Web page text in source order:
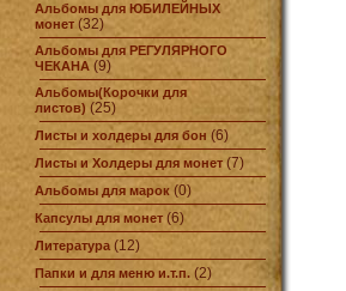
Альбомы для ЮБИЛЕЙНЫХ
монет (32)
Альбомы для РЕГУЛЯРНОГО
ЧЕКАНА (9)
Альбомы(Корочки для
листов) (25)
Листы и холдеры для бон (6)
Листы и Холдеры для монет (7)
Альбомы для марок (0)
Капсулы для монет (6)
Литература (12)
Папки и для меню и.т.п. (2)